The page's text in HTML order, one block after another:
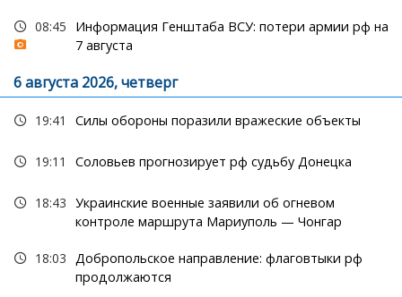
08:45
Информация Генштаба ВСУ: потери армии рф на
7 августа
6 августа 2026, четверг
19:41 Силы обороны поразили вражеские объекты
19:11 Соловьев прогнозирует рф судьбу Донецка
18:43 Украинские военные заявили об огневом
контроле маршрута Мариуполь — Чонгар
18:03 Добропольское направление: флаговтыки рф
продолжаются